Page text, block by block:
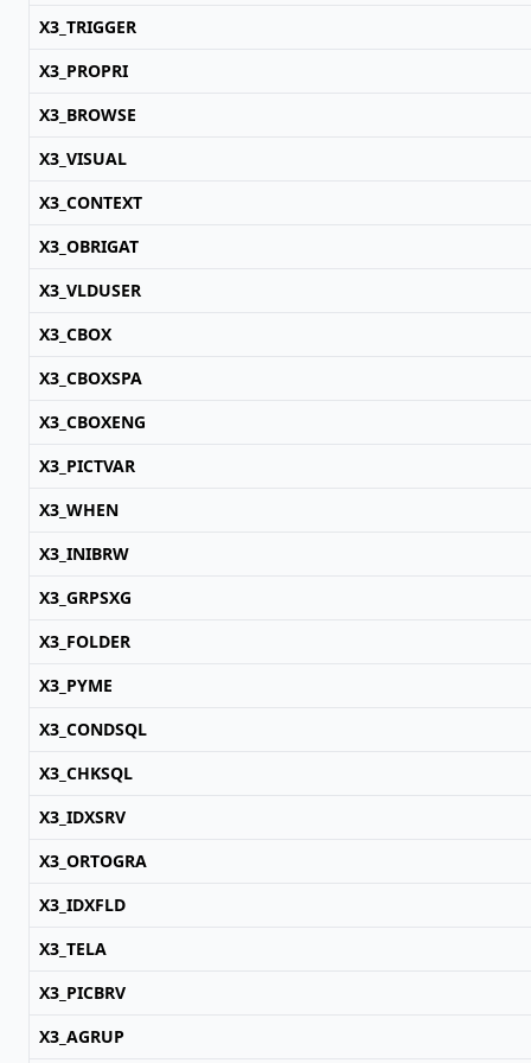
X3_TRIGGER
X3_PROPRI
X3_BROWSE
X3_VISUAL
X3_CONTEXT
X3_OBRIGAT
X3_VLDUSER
X3_CBOX
X3_CBOXSPA
X3_CBOXENG
X3_PICTVAR
X3_WHEN
X3_INIBRW
X3_GRPSXG
X3_FOLDER
X3_PYME
X3_CONDSQL
X3_CHKSQL
X3_IDXSRV
X3_ORTOGRA
X3_IDXFLD
X3_TELA
X3_PICBRV
X3_AGRUP